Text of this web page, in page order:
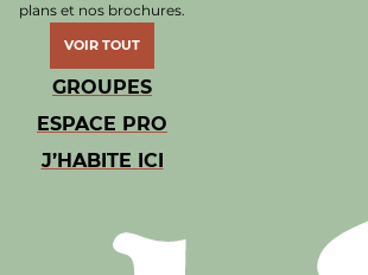
plans et nos brochures.
VOIR TOUT
GROUPES
ESPACE PRO
J’HABITE ICI